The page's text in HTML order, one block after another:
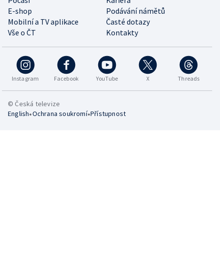
E-shop
Podávání námětů
Mobilní a TV aplikace
Časté dotazy
Vše o ČT
Kontakty
Instagram Facebook YouTube X Threads
© Česká televize
English•Ochrana soukromí•Přístupnost